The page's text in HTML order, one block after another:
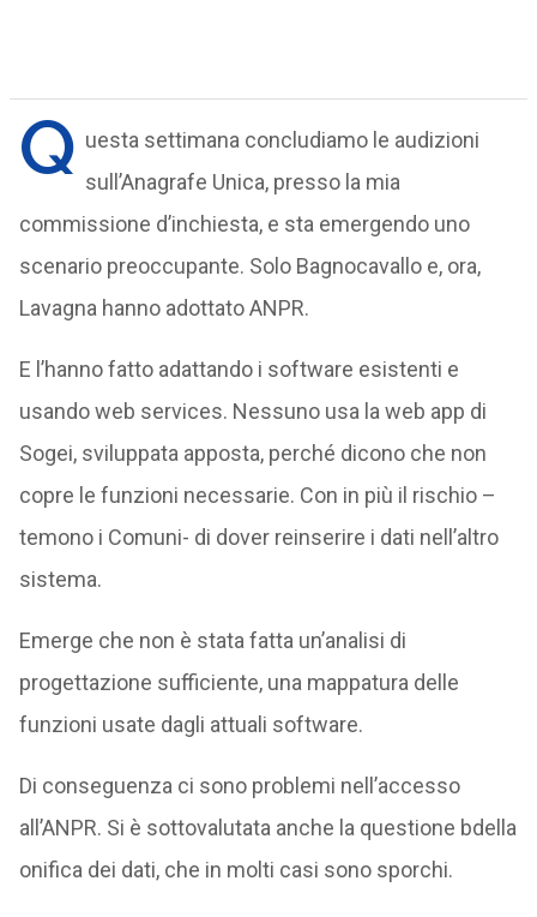
Q uesta settimana concludiamo le audizioni
sull’Anagrafe Unica, presso la mia
commissione d’inchiesta, e sta emergendo uno
scenario preoccupante. Solo Bagnocavallo e, ora,
Lavagna hanno adottato ANPR.
E l’hanno fatto adattando i software esistenti e
usando web services. Nessuno usa la web app di
Sogei, sviluppata apposta, perché dicono che non
copre le funzioni necessarie. Con in più il rischio –
temono i Comuni- di dover reinserire i dati nell’altro
sistema.
Emerge che non è stata fatta un’analisi di
progettazione sufficiente, una mappatura delle
funzioni usate dagli attuali software.
Di conseguenza ci sono problemi nell’accesso
all’ANPR. Si è sottovalutata anche la questione bdella
onifica dei dati, che in molti casi sono sporchi.